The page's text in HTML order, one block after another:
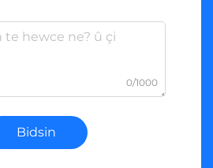
0/1000
Bidsin